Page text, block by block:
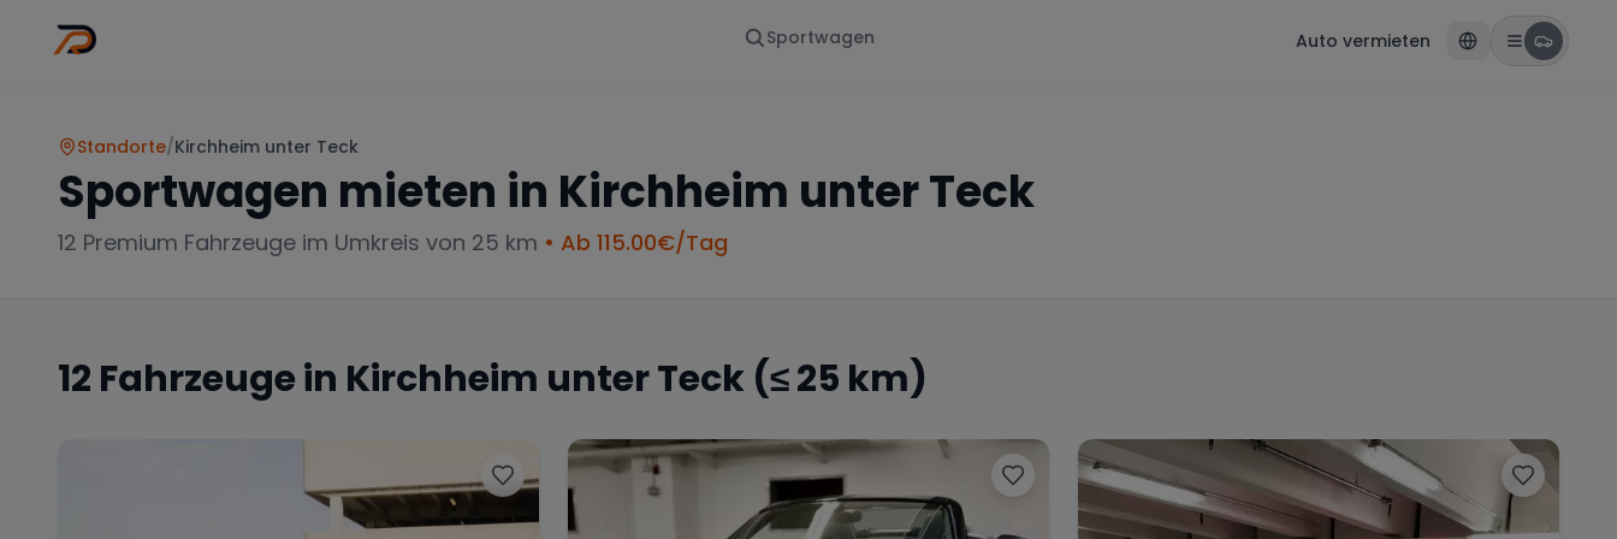
Sportwagen Auto vermieten
Standorte/Kirchheim unter Teck
Sportwagen mieten in Kirchheim unter Teck
12 Premium Fahrzeuge im Umkreis von 25 km • Ab 115.00€/Tag
12 Fahrzeuge in Kirchheim unter Teck (≤ 25 km)